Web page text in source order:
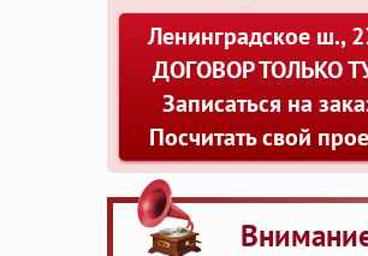
Ленинградское ш.,
ДОГОВОР ТОЛЬКО
Записаться на
Посчитать свой